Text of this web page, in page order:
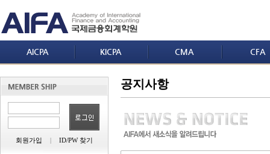
AICPA KICPA CMA CFA
회원가입 | ID/PW 찾기
공지사항